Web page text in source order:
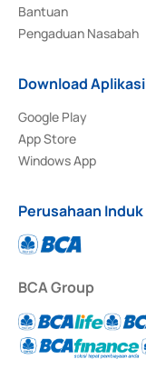
Bantuan
Pengaduan Nasabah
Download Aplikasi
Google Play
App Store
Windows App
Perusahaan Induk
BCA Group